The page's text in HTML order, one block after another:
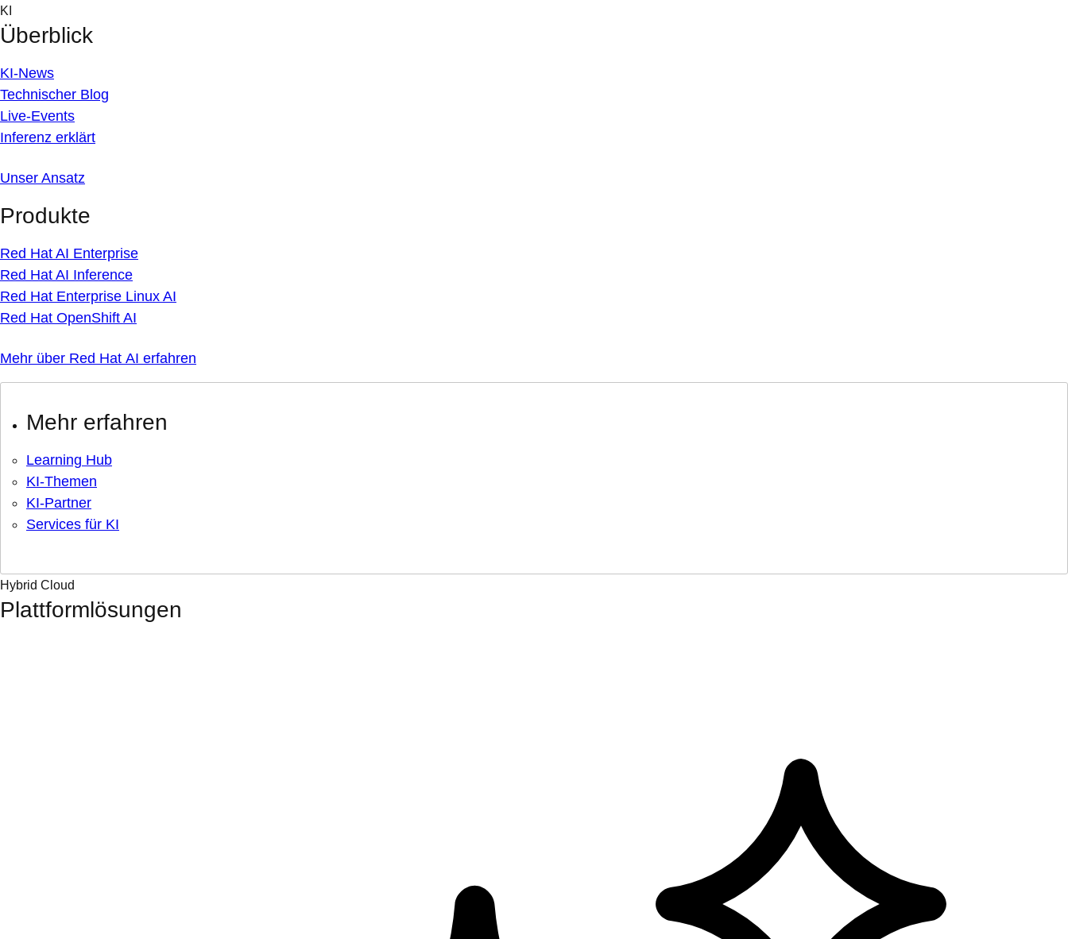
Skip
to
content
KI
Überblick
KI-News
Technischer Blog
Live-Events
Inferenz erklärt
Unser Ansatz
Produkte
Red Hat AI Enterprise
Red Hat AI Inference
Red Hat Enterprise Linux AI
Red Hat OpenShift AI
Mehr über Red Hat AI erfahren
Mehr erfahren
Learning Hub
KI-Themen
KI-Partner
Services für KI
Hybrid Cloud
Plattformlösungen